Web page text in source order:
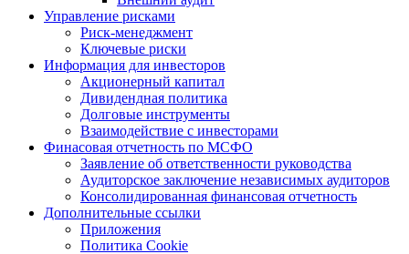
Управление рисками
Риск-менеджмент
Ключевые риски
Информация для инвесторов
Акционерный капитал
Дивидендная политика
Долговые инструменты
Взаимодействие с инвеcторами
Финасовая отчетность по МСФО
Заявление об ответственности руководства
Аудиторское заключение независимых аудиторов
Консолидированная финансовая отчетность
Дополнительные ссылки
Приложения
Политика Cookie